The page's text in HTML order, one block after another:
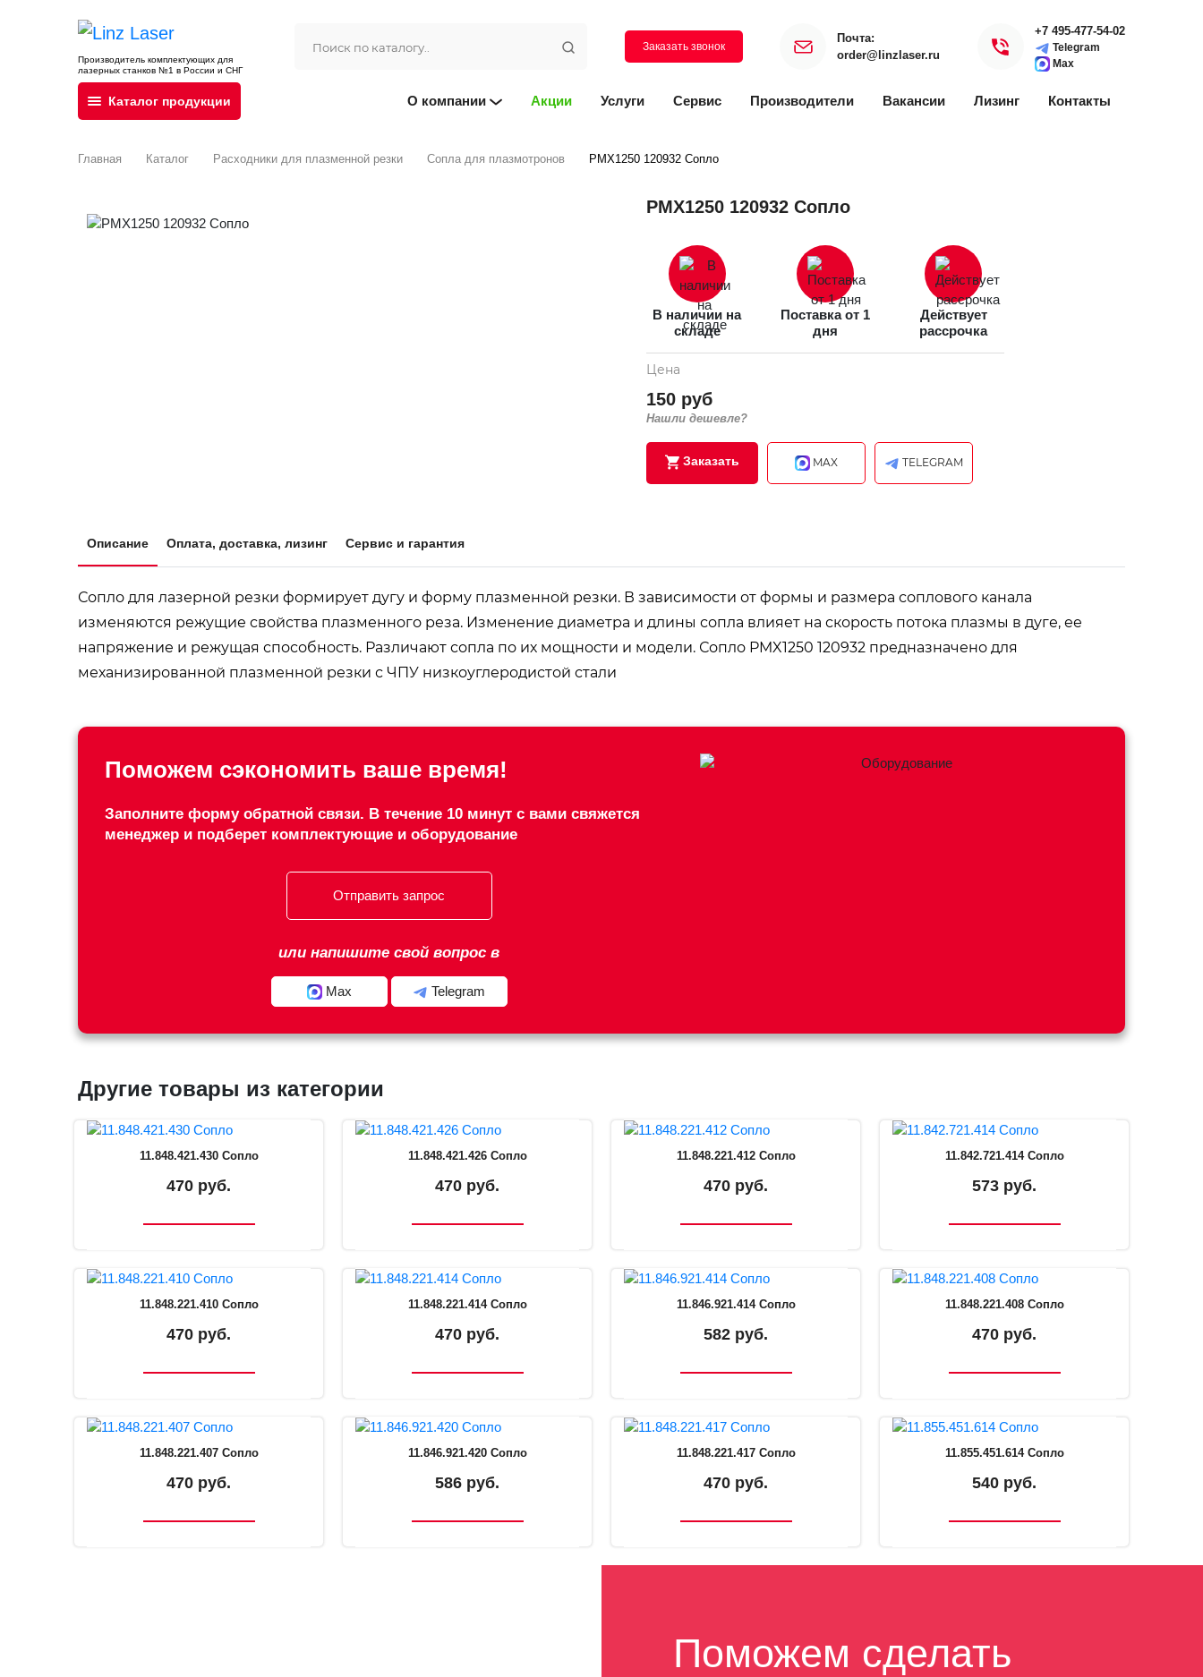
Производитель комплектующих для
лазерных станков №1 в России и СНГ
Заказать звонок
Почта:
order@linzlaser.ru
+7 495-477-54-02
Telegram
Max
Каталог продукции О компании Акции Услуги Сервис Производители Вакансии Лизинг Контакты
Главная Каталог Расходники для плазменной резки Сопла для плазмотронов PMX1250 120932 Сопло
PMX1250 120932 Сопло
В наличии на
складе
Поставка от 1
дня
Действует
рассрочка
Цена
150 руб
Нашли дешевле?
Заказать MAX TELEGRAM
Описание Оплата, доставка, лизинг Сервис и гарантия
Сопло для лазерной резки формирует дугу и форму плазменной резки. В зависимости от формы и размера соплового канала
изменяются режущие свойства плазменного реза. Изменение диаметра и длины сопла влияет на скорость потока плазмы в дуге, ее
напряжение и режущая способность. Различают сопла по их мощности и модели. Сопло PMX1250 120932 предназначено для
механизированной плазменной резки с ЧПУ низкоуглеродистой стали
Поможем сэкономить ваше время!
Заполните форму обратной связи. В течение 10 минут с вами свяжется
менеджер и подберет комплектующие и оборудование
Отправить запрос
или напишите свой вопрос в
Max Telegram
Другие товары из категории
11.848.421.430 Сопло
470 руб.
11.848.421.426 Сопло
470 руб.
11.848.221.412 Сопло
470 руб.
11.842.721.414 Сопло
573 руб.
11.848.221.410 Сопло
470 руб.
11.848.221.414 Сопло
470 руб.
11.846.921.414 Сопло
582 руб.
11.848.221.408 Сопло
470 руб.
11.848.221.407 Сопло
470 руб.
11.846.921.420 Сопло
586 руб.
11.848.221.417 Сопло
470 руб.
11.855.451.614 Сопло
540 руб.
Поможем сделать